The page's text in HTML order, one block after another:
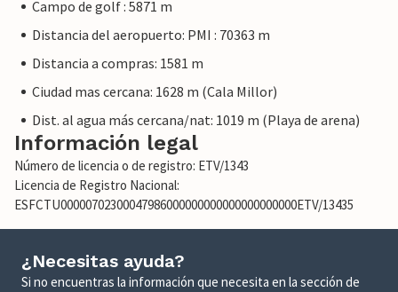
Campo de golf : 5871 m
Distancia del aeropuerto: PMI : 70363 m
Distancia a compras: 1581 m
Ciudad mas cercana: 1628 m (Cala Millor)
Dist. al agua más cercana/nat: 1019 m (Playa de arena)
Información legal
Número de licencia o de registro: ETV/1343
Licencia de Registro Nacional:
ESFCTU00000702300047986000000000000000000000ETV/13435
¿Necesitas ayuda?
Si no encuentras la información que necesita en la sección de